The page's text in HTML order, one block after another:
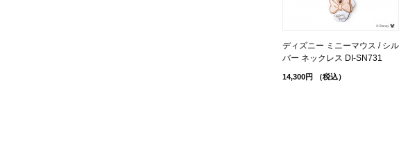
ディズニー ミニーマウス / シル
バー ネックレス DI-SN731
14,300円 （税込）